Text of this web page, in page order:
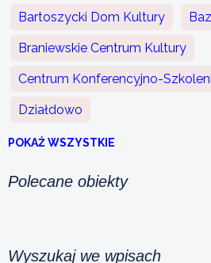
Bartoszycki Dom Kultury
Braniewskie Centrum Kultury
Centrum Konferencyjno-
Działdowo
POKAŻ WSZYSTKIE
Polecane obiekty
Wyszukaj we wpisach